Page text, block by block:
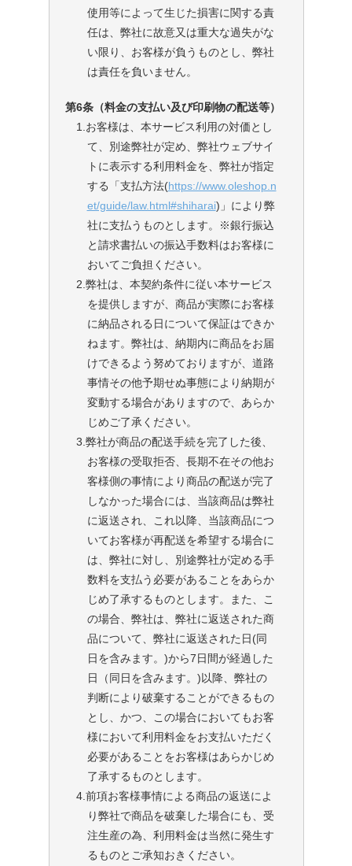
使用等によって生じた損害に関する責
任は、弊社に故意又は重大な過失がな
い限り、お客様が負うものとし、弊社
は責任を負いません。
第6条（料金の支払い及び印刷物の配送等）
1.お客様は、本サービス利用の対価とし
て、別途弊社が定め、弊社ウェブサイ
トに表示する利用料金を、弊社が指定
する「支払方法(https://www.oleshop.n
et/guide/law.html#shiharai)」により弊
社に支払うものとします。※銀行振込
と請求書払いの振込手数料はお客様に
おいてご負担ください。
2.弊社は、本契約条件に従い本サービス
を提供しますが、商品が実際にお客様
に納品される日について保証はできか
ねます。弊社は、納期内に商品をお届
けできるよう努めておりますが、道路
事情その他予期せぬ事態により納期が
変動する場合がありますので、あらか
じめご了承ください。
3.弊社が商品の配送手続を完了した後、
お客様の受取拒否、長期不在その他お
客様側の事情により商品の配送が完了
しなかった場合には、当該商品は弊社
に返送され、これ以降、当該商品につ
いてお客様が再配送を希望する場合に
は、弊社に対し、別途弊社が定める手
数料を支払う必要があることをあらか
じめ了承するものとします。また、こ
の場合、弊社は、弊社に返送された商
品について、弊社に返送された日(同
日を含みます。)から7日間が経過した
日（同日を含みます。)以降、弊社の
判断により破棄することができるもの
とし、かつ、この場合においてもお客
様において利用料金をお支払いただく
必要があることをお客様はあらかじめ
了承するものとします。
4.前項お客様事情による商品の返送によ
り弊社で商品を破棄した場合にも、受
注生産の為、利用料金は当然に発生す
るものとご承知おきください。